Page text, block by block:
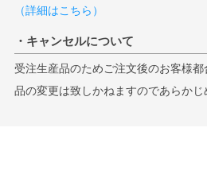
（詳細はこちら）
・キャンセルについて
受注生産品のためご注文後のお客様
品の変更は致しかねますのであらかじ